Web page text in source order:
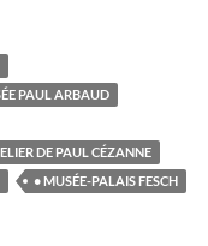
PAUL ARBAUD
DE PAUL CÉZANNE
• MUSÉE-PALAIS FESCH